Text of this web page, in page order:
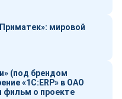
мировой
(под брендом
«1С:ERP» в ОАО
фильм о проекте